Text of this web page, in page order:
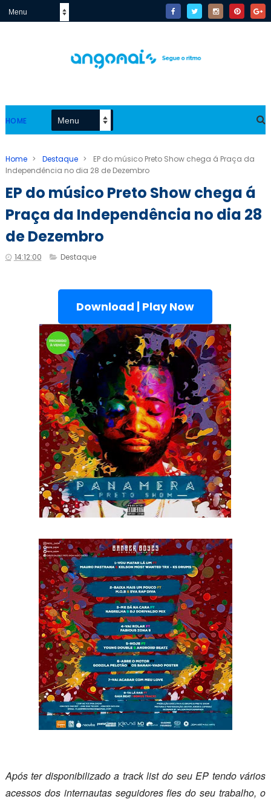
HOME
Home > Destaque >
EP do músico Preto Show chega á Praça da
Independência no dia 28 de Dezembro
EP do músico Preto Show chega á
Praça da Independência no dia 28
de Dezembro
14:12:00 Destaque
Download | Play Now
Após ter disponibilizado a track list do seu EP tendo vários
acessos dos internautas seguidores fies do seu trabalho, o